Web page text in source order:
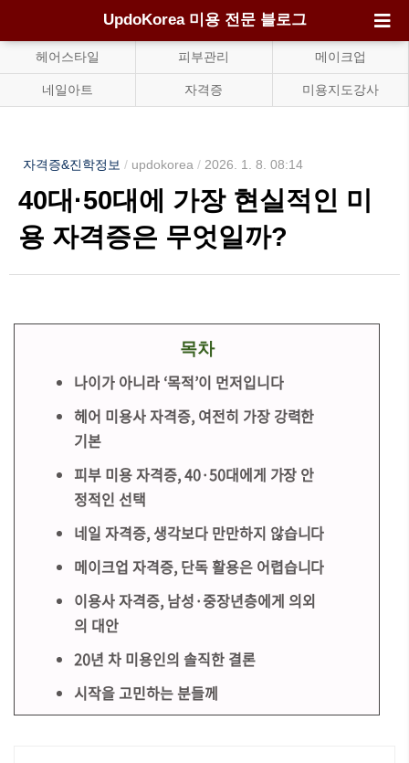
UpdoKorea 미용 전문 블로그
헤어스타일 피부관리 메이크업
네일아트 자격증 미용지도강사
자격증&진학정보 / updokorea / 2026. 1. 8. 08:14
40대·50대에 가장 현실적인 미
용 자격증은 무엇일까?
목차
나이가 아니라 ‘목적’이 먼저입니다
헤어 미용사 자격증, 여전히 가장 강력한
기본
피부 미용 자격증, 40·50대에게 가장 안
정적인 선택
네일 자격증, 생각보다 만만하지 않습니다
메이크업 자격증, 단독 활용은 어렵습니다
이용사 자격증, 남성·중장년층에게 의외
의 대안
20년 차 미용인의 솔직한 결론
시작을 고민하는 분들께